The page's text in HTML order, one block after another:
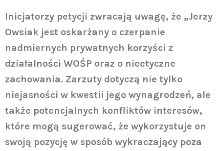
Inicjatorzy petycji zwracają uwagę, że „Jerzy
Owsiak jest oskarżany o czerpanie
nadmiernych prywatnych korzyści z
działalności WOŚP oraz o nieetyczne
zachowania. Zarzuty dotyczą nie tylko
niejasności w kwestii jego wynagrodzeń, ale
także potencjalnych konfliktów interesów,
które mogą sugerować, że wykorzystuje on
swoją pozycję w sposób wykraczający poza